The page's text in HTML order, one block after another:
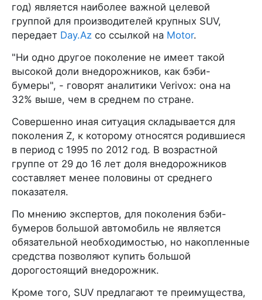
год) является наиболее важной целевой
группой для производителей крупных SUV,
передает Day.Az со ссылкой на Motor.
"Ни одно другое поколение не имеет такой
высокой доли внедорожников, как бэби-
бумеры", - говорят аналитики Verivox: она на
32% выше, чем в среднем по стране.
Совершенно иная ситуация складывается для
поколения Z, к которому относятся родившиеся
в период с 1995 по 2012 год. В возрастной
группе от 29 до 16 лет доля внедорожников
составляет менее половины от среднего
показателя.
По мнению экспертов, для поколения бэби-
бумеров большой автомобиль не является
обязательной необходимостью, но накопленные
средства позволяют купить большой
дорогостоящий внедорожник.
Кроме того, SUV предлагают те преимущества,